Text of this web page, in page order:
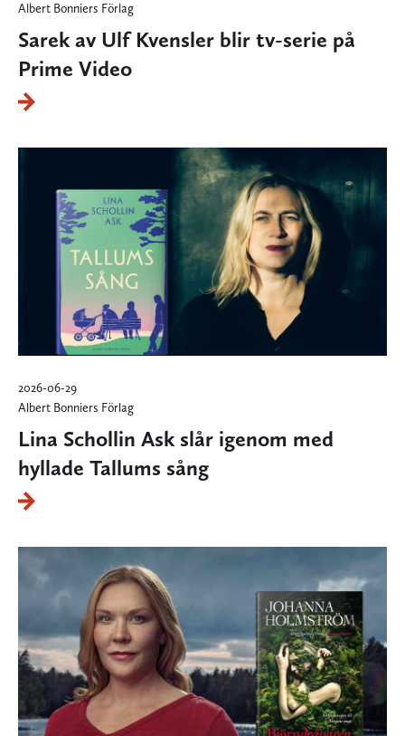
Albert Bonniers Förlag
Sarek av Ulf Kvensler blir tv-serie på
Prime Video
2026-06-29
Albert Bonniers Förlag
Lina Schollin Ask slår igenom med
hyllade Tallums sång